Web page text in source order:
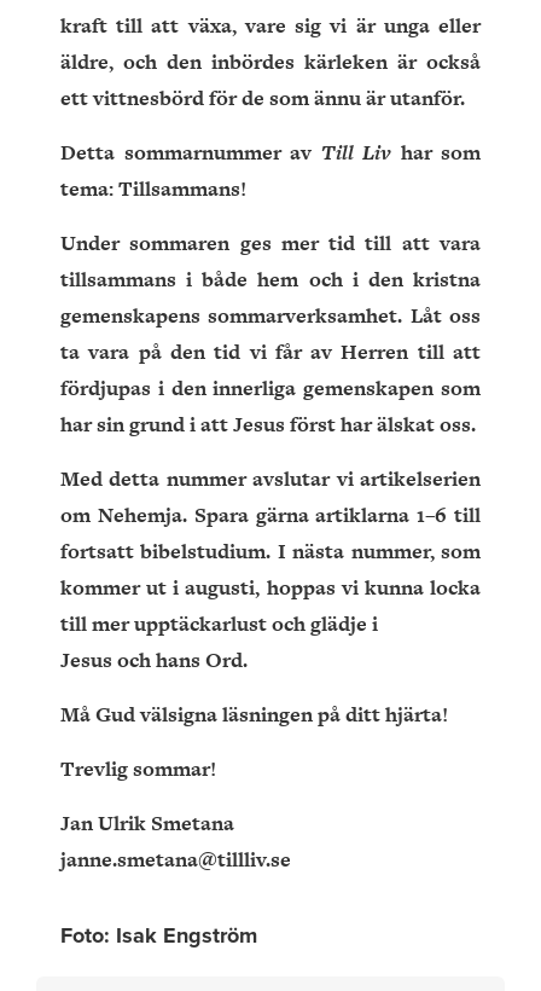
kraft till att växa, vare sig vi är unga eller
äldre, och den inbördes kärleken är också
ett vittnesbörd för de som ännu är utanför.
Detta sommarnummer av Till Liv har som
tema: Tillsammans!
Under sommaren ges mer tid till att vara
tillsammans i både hem och i den kristna
gemenskapens sommarverksamhet. Låt oss
ta vara på den tid vi får av Herren till att
fördjupas i den innerliga gemenskapen som
har sin grund i att Jesus först har älskat oss.
Med detta nummer avslutar vi artikelserien
om Nehemja. Spara gärna artiklarna 1–6 till
fortsatt bibelstudium. I nästa nummer, som
kommer ut i augusti, hoppas vi kunna locka
till mer upptäckarlust och glädje i
Jesus och hans Ord.
Må Gud välsigna läsningen på ditt hjärta!
Trevlig sommar!
Jan Ulrik Smetana
janne.smetana@tillliv.se
Foto: Isak Engström